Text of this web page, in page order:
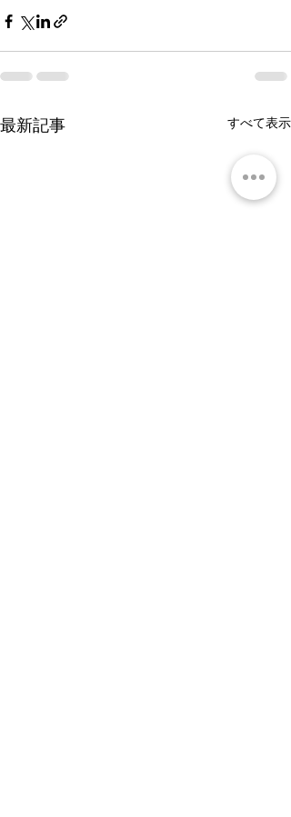
最新記事 すべて表示